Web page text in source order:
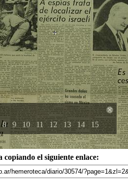
8 9 10 11 12 13 14 15
copiando el siguiente enlace: